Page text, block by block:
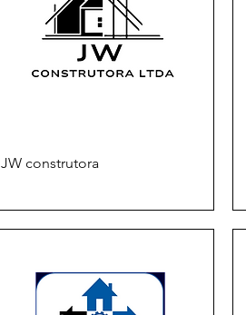
JW construtora